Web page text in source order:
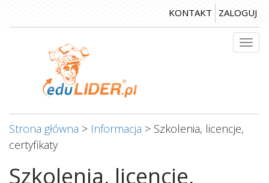
do
KONTAKT ZALOGUJ
Strona główna > Informacja > Szkolenia, licencje,
certyfikaty
Szkolenia, licencje,